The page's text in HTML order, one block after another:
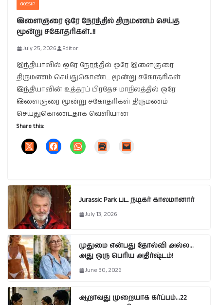
GOSSIP
இளைஞரை ஒரே நேரத்தில் திருமணம் செய்த
மூன்று சகோதரிகள்..!!
July 25, 2026 Editor
இந்தியாவில் ஒரே நேரத்தில் ஒரே இளைஞரை
திருமணம் செய்துகொண்ட மூன்று சகோதரிகள்
இந்தியாவின் உத்தரப் பிரதேச மாநிலத்தில் ஒரே
இளைஞரை மூன்று சகோதரிகள் திருமணம்
செய்துகொண்டதாக வெளியான
Share this:
Jurassic Park பட நடிகர் காலமானார்
July 13, 2026
முதுமை என்பது தோல்வி அல்ல…
அது ஒரு பெரிய அதிர்ஷ்டம்!
June 30, 2026
ஆறாவது முறையாக கர்ப்பம்…22